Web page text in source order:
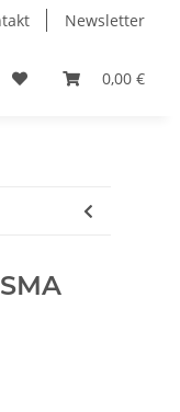
Newsletter
0,00 €
Lineartechnik